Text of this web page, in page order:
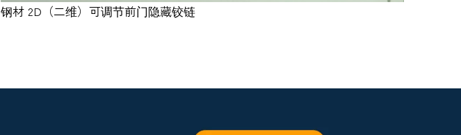
钢材 2D（二维）可调节前门隐藏铰链